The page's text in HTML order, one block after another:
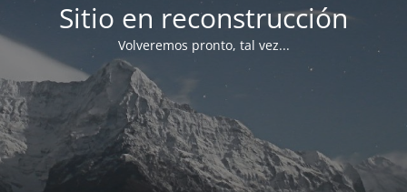
Sitio en reconstrucción
Volveremos pronto, tal vez...